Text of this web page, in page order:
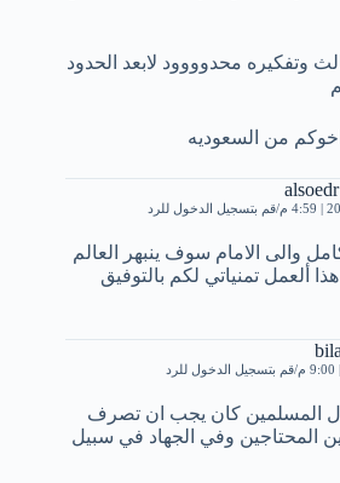
وتفكيره محدوووود لابعد الحدود
من السعوديه
قم بتسجيل الدخول للرد
والى الامام سوف ينبهر العالم
ألعمل تمنياتي لكم بالتوفيق
قم بتسجيل الدخول للرد
المسلمين كان يجب ان تصرف
المحتاجين وفي الجهاد في سبيل